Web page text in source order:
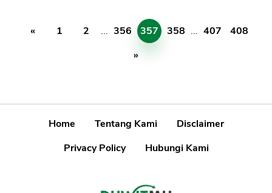
« 1 2 ... 356 357 358 ... 407
408
»
Home Tentang Kami
Disclaimer
Privacy Policy
Hubungi Kami